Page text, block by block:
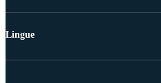
Lingue